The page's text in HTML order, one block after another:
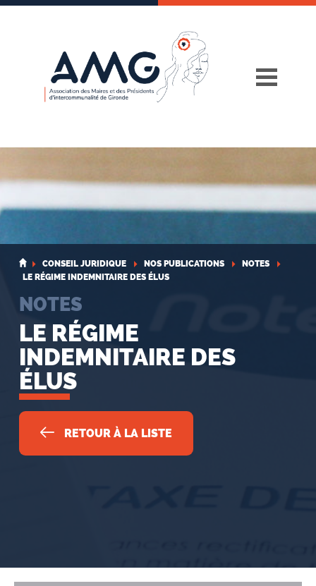
Skip
CONSEIL JURIDIQUE NOS PUBLICATIONS
NOTES
LE RÉGIME INDEMNITAIRE DES ÉLUS
NOTES
LE RÉGIME
INDEMNITAIRE DES
ÉLUS
RETOUR À LA LISTE